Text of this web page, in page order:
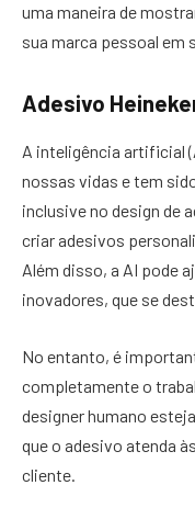
uma maneira de
sua marca pessoal em
Adesivo
A inteligência artificial
nossas vidas e tem
inclusive no design de
criar adesivos
Além disso, a AI pode
inovadores, que se
No entanto, é
completamente o
designer humano
que o adesivo atenda
cliente.